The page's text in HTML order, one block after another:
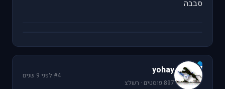
סבבה
y
yohay
897 פוסטים · רשלצ
#4
·לפני 9 שנים